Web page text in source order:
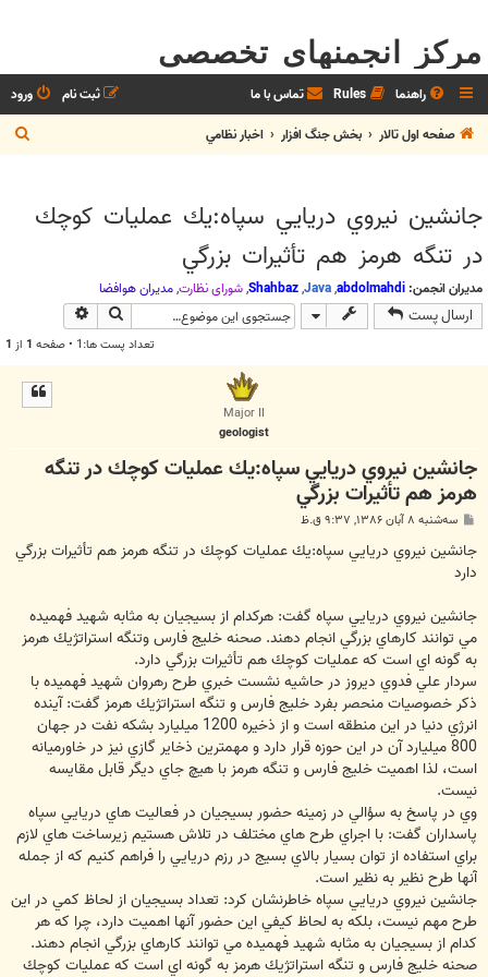
مرکز انجمنهای تخصصی
راهنما Rules تماس با ما ورود
ثبت نام
صفحه اول تالار
بخش جنگ افزار اخبار نظامي
س
جانشين نيروي دريايي سپاه:يك عمليات كوچك
در تنگه هرمز هم تأثيرات بزرگي
مدیران انجمن: abdolmahdi
,
Java
,
Shahbaz
,شوراي نظارت,مديران هوافضا
ارسال پست جستجو
تعداد پست ها:1 • صفحه 1 از 1
Major II
geologist
جانشين نيروي دريايي سپاه:يك عمليات كوچك در تنگه
هرمز هم تأثيرات بزرگي
ت
سه‌شنبه ۸ آبان ۱۳۸۶, ۹:۳۷ ق.ظ
جانشين نيروي دريايي سپاه:يك عمليات كوچك در تنگه هرمز هم تأثيرات بزرگي
دارد
جانشين نيروي دريايي سپاه گفت: هركدام از بسيجيان به مثابه شهيد فهميده
مي توانند كارهاي بزرگي انجام دهند. صحنه خليج فارس وتنگه استراتژيك هرمز
به گونه اي است كه عمليات كوچك هم تأثيرات بزرگي دارد.
سردار علي فدوي ديروز در حاشيه نشست خبري طرح رهروان شهيد فهميده با
ذكر خصوصيات منحصر بفرد خليج فارس و تنگه استراتژيك هرمز گفت: آينده
انرژي دنيا در اين منطقه است و از ذخيره 1200 ميليارد بشكه نفت در جهان
800 ميليارد آن در اين حوزه قرار دارد و مهمترين ذخاير گازي نيز در خاورميانه
است، لذا اهميت خليج فارس و تنگه هرمز با هيچ جاي ديگر قابل مقايسه
نيست.
وي در پاسخ به سؤالي در زمينه حضور بسيجيان در فعاليت هاي دريايي سپاه
پاسداران گفت: با اجراي طرح هاي مختلف در تلاش هستيم زيرساخت هاي لازم
براي استفاده از توان بسيار بالاي بسيج در رزم دريايي را فراهم كنيم كه از جمله
آنها طرح نظير به نظير است.
جانشين نيروي دريايي سپاه خاطرنشان كرد: تعداد بسيجيان از لحاظ كمي در اين
طرح مهم نيست، بلكه به لحاظ كيفي اين حضور آنها اهميت دارد، چرا كه هر
كدام از بسيجيان به مثابه شهيد فهميده مي توانند كارهاي بزرگي انجام دهند.
صحنه خليج فارس و تنگه استراتژيك هرمز به گونه اي است كه عمليات كوچك